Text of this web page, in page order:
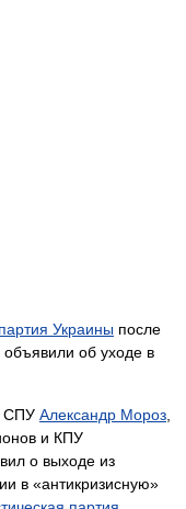
Украины после
об уходе в
СПУ Александр Мороз
и КПУ
о выходе из
в «антикризисную»